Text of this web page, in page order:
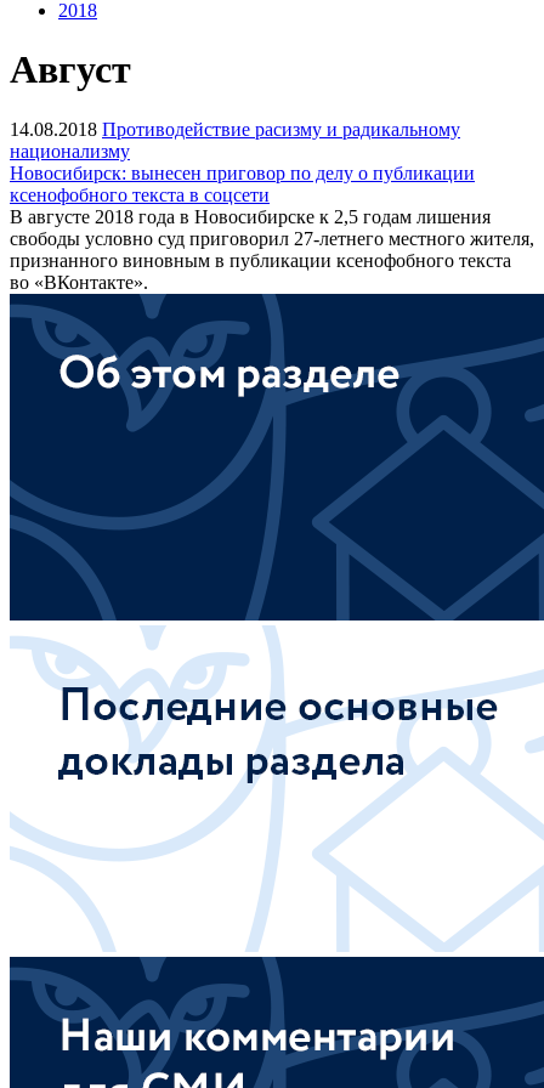
2018
Август
14.08.2018 Противодействие расизму и радикальному
национализму
Новосибирск: вынесен приговор по делу о публикации
ксенофобного текста в соцсети
В августе 2018 года в Новосибирске к 2,5 годам лишения
свободы условно суд приговорил 27-летнего местного жителя,
признанного виновным в публикации ксенофобного текста
во «ВКонтакте».